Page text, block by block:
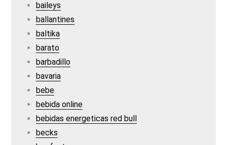
baileys
ballantines
baltika
barato
barbadillo
bavaria
bebe
bebida online
bebidas energeticas red bull
becks